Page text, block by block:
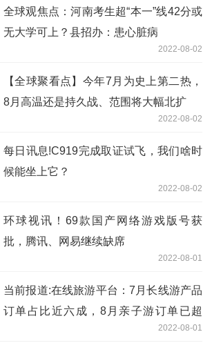
全球观焦点：河南考生超“本一”线42分或
无大学可上？县招办：患心脏病
2022-08-02
【全球聚看点】今年7月为史上第二热，
8月高温还是持久战、范围将大幅北扩
2022-08-02
每日讯息!C919完成取证试飞，我们啥时
候能坐上它？
2022-08-02
环球视讯！69款国产网络游戏版号获
批，腾讯、网易继续缺席
2022-08-01
当前报道:在线旅游平台：7月长线游产品
订单占比近六成，8月亲子游订单已超
2022-08-01